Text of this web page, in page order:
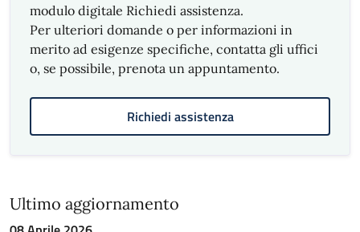
modulo digitale Richiedi assistenza.
Per ulteriori domande o per informazioni in
merito ad esigenze specifiche, contatta gli uffici
o, se possibile, prenota un appuntamento.
Richiedi assistenza
Ultimo aggiornamento